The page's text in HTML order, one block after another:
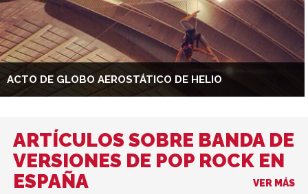
ACTO DE GLOBO AEROSTÁTICO DE HELIO
ARTÍCULOS SOBRE BANDA DE
VERSIONES DE POP ROCK EN
ESPAÑA
VER MÁS